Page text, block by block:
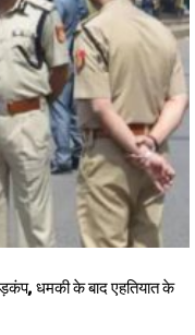
धमकी के बाद एहतियात के